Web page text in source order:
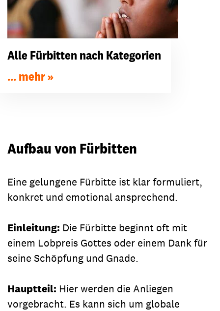
Alle Fürbitten nach Kategorien
... mehr
Aufbau von Fürbitten
Eine gelungene Fürbitte ist klar formuliert,
konkret und emotional ansprechend.
Einleitung: Die Fürbitte beginnt oft mit
einem Lobpreis Gottes oder einem Dank für
seine Schöpfung und Gnade.
Hauptteil: Hier werden die Anliegen
vorgebracht. Es kann sich um globale